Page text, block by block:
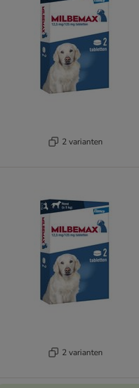
2 varianten
2 varianten